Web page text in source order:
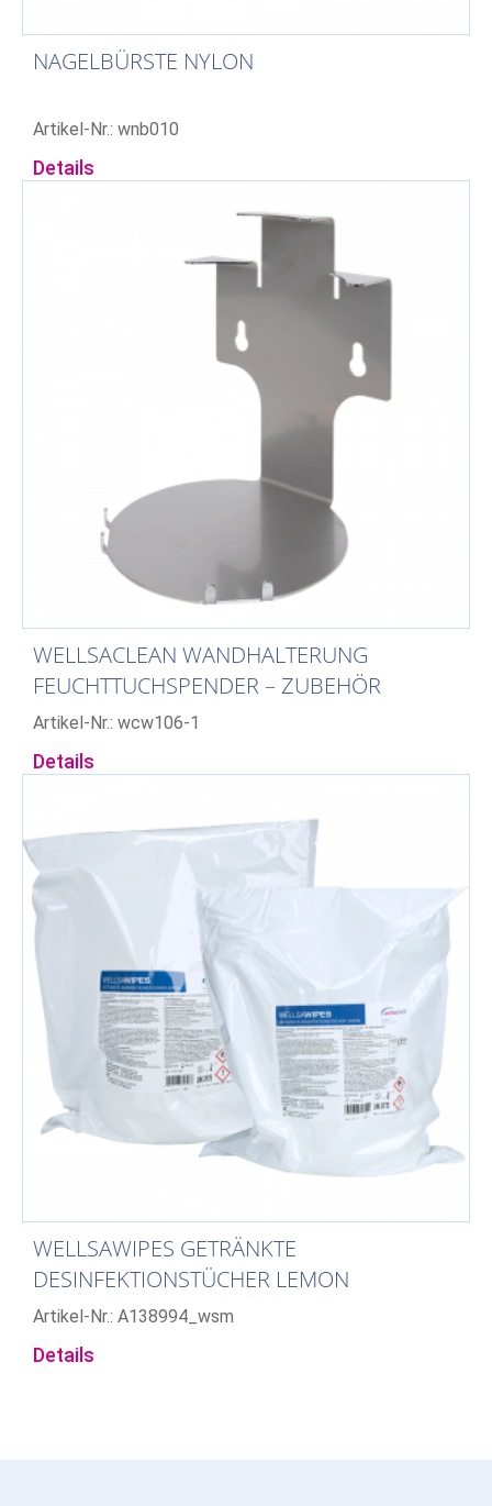
NAGELBÜRSTE NYLON
Artikel-Nr.: wnb010
Details
WELLSACLEAN WANDHALTERUNG
FEUCHTTUCHSPENDER – ZUBEHÖR
Artikel-Nr.: wcw106-1
Details
WELLSAWIPES GETRÄNKTE
DESINFEKTIONSTÜCHER LEMON
Artikel-Nr.: A138994_wsm
Details